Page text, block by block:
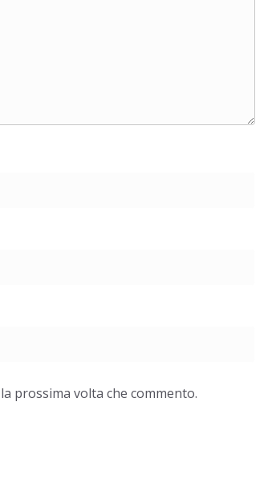
prossima volta che commento.